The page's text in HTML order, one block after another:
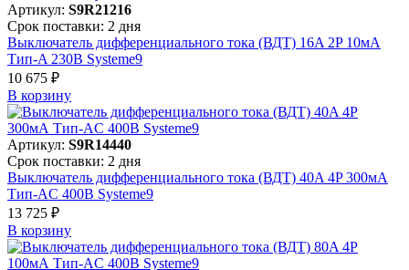
Артикул: S9R21216
Срок поставки: 2 дня
Выключатель дифференциального тока (ВДТ) 16A 2P 10мА
Тип-A 230В Systeme9
10 675 ₽
В корзинy
Артикул: S9R14440
Срок поставки: 2 дня
Выключатель дифференциального тока (ВДТ) 40A 4P 300мА
Тип-AC 400В Systeme9
13 725 ₽
В корзинy